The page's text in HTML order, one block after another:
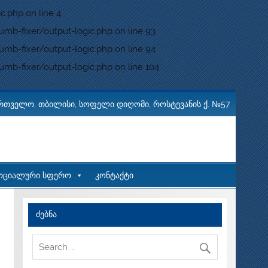
on line4
fixer/output-logic.php on line 93
fixer/output-logic.php on line94
fixer/output-logic.php on line104
თბილისი, სოფელი დიღომი, როსტევანის ქ. №57
სფერო კონტაქტი
ძებნა